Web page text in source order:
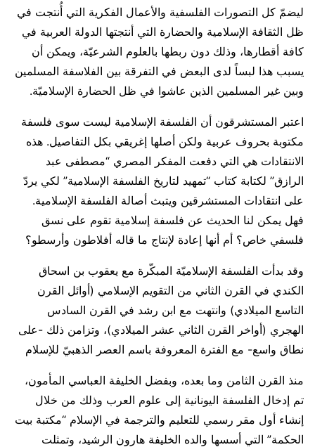
ليضمّ كل التصورات الفلسفية والأعمال الفكرية التي أُنتجت في
ظل الثقافة الإسلامية والحضارة التي أنتجتها الدولة العربية في
كافة أقطارها، وذلك دون ربطها بالعلوم الشرعيّة، ويمكن أن
يسبب هذا لبساً لدى البعض في التفرقة بين الفلاسفة المسلمين
وبين غير المسلمين الذين عاشوا في ظل الحضارة الإسلاميّة.
اعتبر المستشرقون أن الفلسفة الإسلامية ليست سوى فلسفة
مكتوبة بحروف عربية ولكن أصلها إغريقي بكل التفاصيل. هذه
الانتقادات هي التي دفعت المفكر المصري “مصطفى عبد
الرازق” لكتابة كتاب “تمهيد لتاريخ الفلسفة الإسلامية” لكي يردّ
على انتقادات المستشرقين ويتبث أصالة الفلسفة الإسلامية.
فهل يمكن لنا الحديث عن فلسفة إسلامية تقوم على نسق
فلسفي خاص؟ أم أنها إعادة لإنتاج ما قاله أفلاطون وأرسطو؟
وقد بدأت الفلسفة الإسلاميّة المبكّرة مع يعقوب بن اسحاق
الكندي في القرن الثاني من التقويم الإسلامي (أوائل القرن
التاسع الميلادي) وانتهت مع ابن رشد في القرن السادس
الهجري (أواخر القرن الثاني عشر الميلادي)، وتزامن ذلك -على
نطاق واسع- مع الفترة المعروفة باسم العصر الذهبيّ للإسلام
منذ القرن الثامن وما بعده، وبفضل الخليفة العباسي المأمون،
تم إدخال الفلسفة اليونانية إلى علوم العرب وذلك من خلال
إنشاء أول مقر رسمي للتعليم والترجمة في الإسلام “مكتبة بيت
الحكمة” التي أسسها والده الخليفة هارون الرشيد، وتمثلت